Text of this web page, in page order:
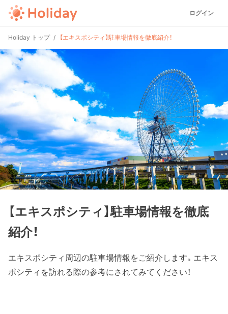
ログイン
Holiday トップ 【エキスポシティ】駐車場情報を徹底紹介！
【エキスポシティ】駐車場情報を徹底
紹介！
エキスポシティ周辺の駐車場情報をご紹介します。エキス
ポシティを訪れる際の参考にされてみてください！